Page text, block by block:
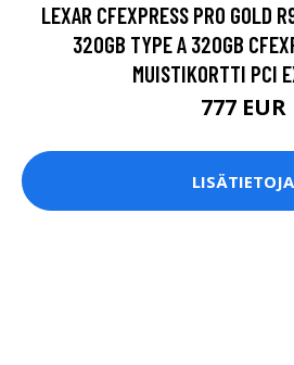
LEXAR CFEXPRESS PRO
320GB TYPE A 320GB
MUISTIKORTTI PCI
777 EUR
LISÄTIETOJA